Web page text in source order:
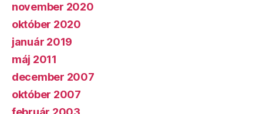
november 2020
október 2020
január 2019
máj 2011
december 2007
október 2007